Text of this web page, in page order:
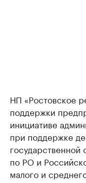
НП «Ростовское
поддержки
инициативе
при поддержке
государственной
по РО и
малого и